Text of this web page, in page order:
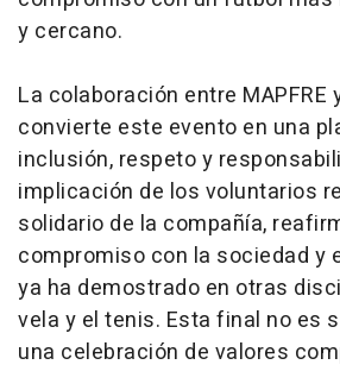
y cercano.
La colaboración entre MAPFRE
convierte este evento en una
inclusión, respeto y
implicación de los voluntarios
solidario de la compañía,
compromiso con la sociedad y
ya ha demostrado en otras
vela y el tenis. Esta final no es
una celebración de valores